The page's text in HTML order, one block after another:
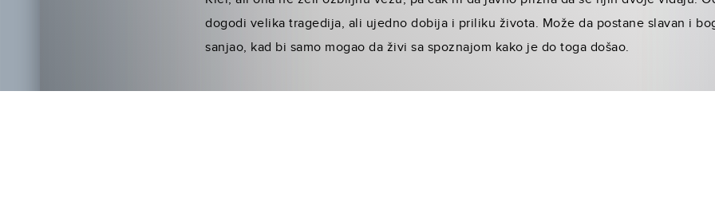
dogodi velika tragedija, ali ujedno dobija i priliku života. Može da postane slavan i
sanjao, kad bi samo mogao da živi sa spoznajom kako je do toga došao.